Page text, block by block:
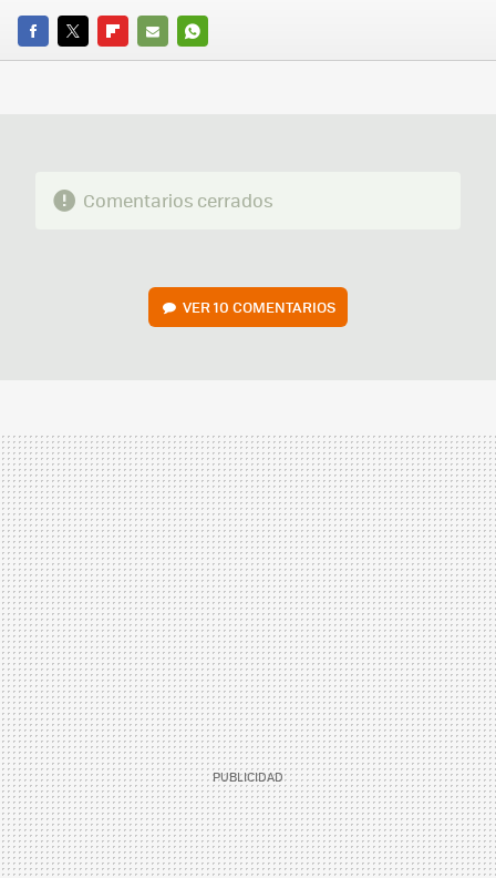
FACEBOOK
TWITTERFLIPBOARD
E-
WHATSAPP
Comentarios cerrados
VER 10 COMENTARIOS